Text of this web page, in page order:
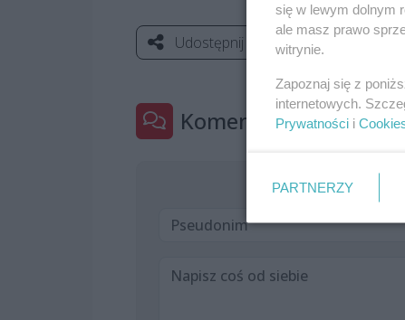
Udostępnij
Komentarze 1
się w lewym dolnym
ale masz prawo
witrynie.
Zapoznaj się z
internetowych.
Prywatności i
PARTNERZY